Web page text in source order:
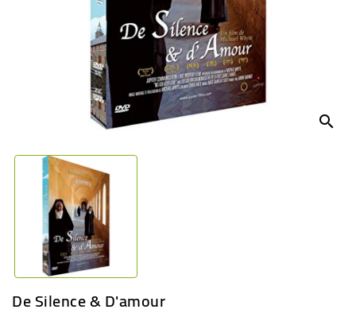
search
De Silence & D'amour